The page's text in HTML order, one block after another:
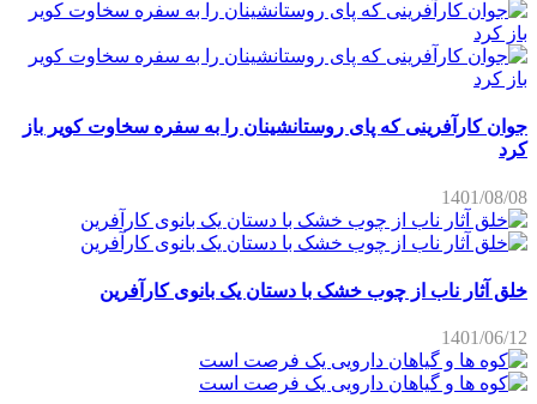
جوان کارآفرینی که پای روستانشینان را به سفره سخاوت کویر باز
کرد
1401/08/08
خلق آثار ناب از چوب خشک با دستان یک بانوی کارآفرین
1401/06/12